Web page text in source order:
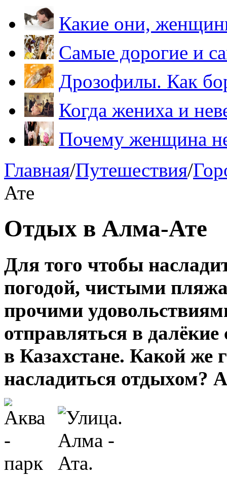
Какие они,
Самые дорогие и
Дрозофилы. Как
Когда жениха и
Почему женщина
Главная/Путешествия/
Ате
Отдых в Алма-Ате
Для того чтобы
погодой, чистыми
прочими
отправляться в
в Казахстане. Какой же
насладиться отдыхом?